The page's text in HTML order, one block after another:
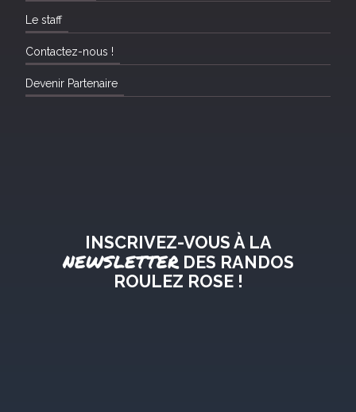
Le staff
Contactez-nous !
Devenir Partenaire
INSCRIVEZ-VOUS À LA
NEWSLETTERDES RANDOS
ROULEZ ROSE !